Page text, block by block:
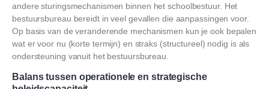
andere sturingsmechanismen binnen het schoolbestuur. Het
bestuursbureau bereidt in veel gevallen die aanpassingen voor.
Op basis van de veranderende mechanismen kun je ook bepalen
wat er voor nu (korte termijn) en straks (structureel) nodig is als
ondersteuning vanuit het bestuursbureau.
Balans tussen operationele en strategische